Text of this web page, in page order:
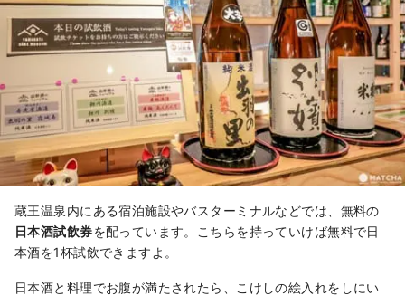
蔵王温泉内にある宿泊施設やバスターミナルなどでは、無料の
日本酒試飲券を配っています。こちらを持っていけば無料で日
本酒を1杯試飲できますよ。
日本酒と料理でお腹が満たされたら、こけしの絵入れをしにい